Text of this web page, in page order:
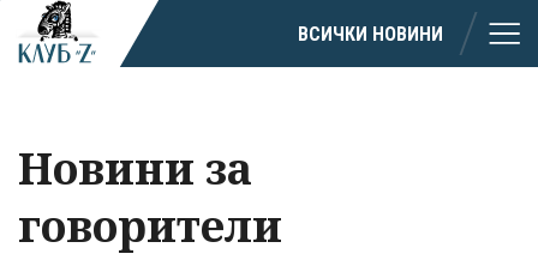
ВСИЧКИ НОВИНИ
Новини за
говорители